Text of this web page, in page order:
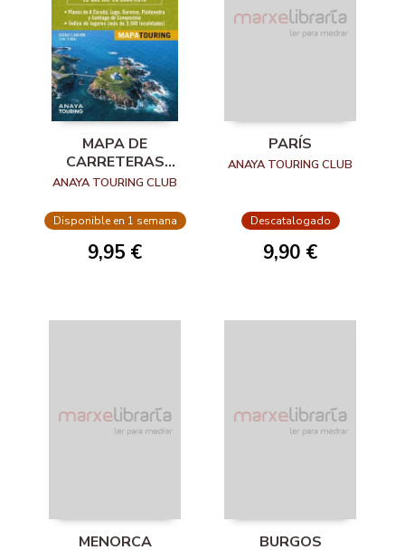
MAPA DE
CARRETERAS
GALICIA
ESCALA 1:340.000
ANAYA TOURING CLUB
Disponible en 1 semana
9,95 €
PARÍS
ANAYA TOURING CLUB
Descatalogado
9,90 €
MENORCA BURGOS